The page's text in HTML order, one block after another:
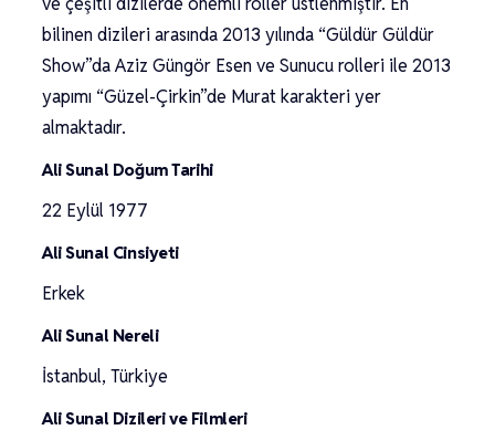
bilinen dizileri arasında 2013 yılında “Güldür Güldür
Show”da Aziz Güngör Esen ve Sunucu rolleri ile 2013
yapımı “Güzel-Çirkin”de Murat karakteri yer
almaktadır.
Ali Sunal Doğum Tarihi
22 Eylül 1977
Ali Sunal Cinsiyeti
Erkek
Ali Sunal Nereli
İstanbul, Türkiye
Ali Sunal Dizileri ve Filmleri